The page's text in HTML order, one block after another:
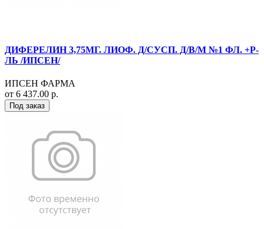
ДИФЕРЕЛИН 3,75МГ. ЛИОФ. Д/СУСП. Д/В/М №1 ФЛ. +Р-
ЛЬ /ИПСЕН/
ИПСЕН ФАРМА
от 6 437.00 р.
Под заказ